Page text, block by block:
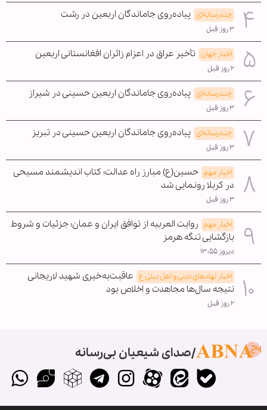
چندرسانه‌ای پیاده‌روی جاماندگان اربعین در رشت
۳ روز قبل
اخبار جهان تأخیر عراق در اعزام زائران افغانستانی اربعین
۲ روز قبل
چندرسانه‌ای پیاده‌روی جاماندگان اربعین حسینی در شیراز
۳ روز قبل
چندرسانه‌ای پیاده‌روی جاماندگان اربعین حسینی در تبریز
۳ روز قبل
اخبار مهم حسین(ع) مبارز راه عدالت؛ کتاب اندیشمند مسیحی
در کربلا رونمایی شد
۳ روز قبل
اخبار مهم روایت العربیه از توافق ایران و عمان؛ جزئیات و شروط
بازگشایی تنگه هرمز
دیروز ۱۳:۵۵
اخبار نهادهای دینی و اهل بیتی ع عاقبت‌به‌خیری شهید لاریجانی
نتیجه سال‌ها مجاهدت و اخلاص بود
۲ روز قبل
صدای شیعیان بی‌رسانه